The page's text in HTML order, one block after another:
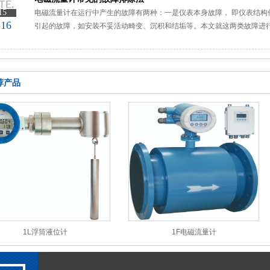
电磁流量计在运行中产生的故障有两种：一是仪表本身故障， 即仪表结
引起的故障，如安装不妥活动畸变、沉积和结垢等。本文就这两类故障进
产品
1L浮筒液位计 1F电磁流量计